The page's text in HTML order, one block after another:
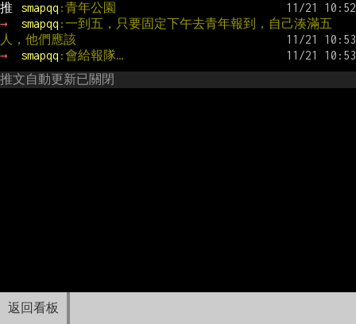
返回看板
推
smapqq :青年公園
→
smapqq :一到五，只要固定下午去青年報到，自己湊滿五
人，他們應該
→
smapqq :會給報隊…
推文自動更新已關閉